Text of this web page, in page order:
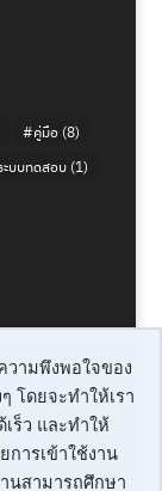
วามพึงพอใจของ
โดยจะทำให้เรา
ร็ว และทำให้
การเข้าใช้งาน
นสามารถศึกษา
#คู่มือ(8)
บบทดสอบ(1)